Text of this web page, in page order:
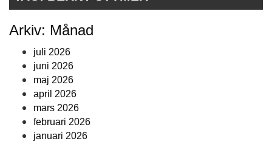
Arkiv: Månad
juli 2026
juni 2026
maj 2026
april 2026
mars 2026
februari 2026
januari 2026